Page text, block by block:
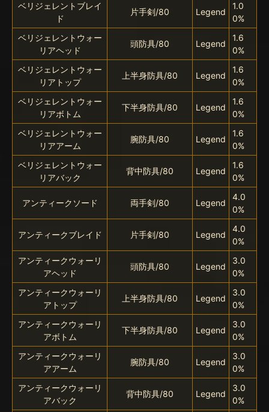
ベリジェレントブレイ
ド
片手剣/80 Legend
1.0
0%
ベリジェレントウォー
リアヘッド
頭防具/80 Legend
1.6
0%
ベリジェレントウォー
リアトップ
上半身防具/80 Legend
1.6
0%
ベリジェレントウォー
リアボトム
下半身防具/80 Legend
1.6
0%
ベリジェレントウォー
リアアーム
腕防具/80 Legend
1.6
0%
ベリジェレントウォー
リアバック
背中防具/80 Legend
1.6
0%
アンティークソード 両手剣/80 Legend
4.0
0%
アンティークブレイド 片手剣/80 Legend
4.0
0%
アンティークウォーリ
アヘッド
頭防具/80 Legend
3.0
0%
アンティークウォーリ
アトップ
上半身防具/80 Legend
3.0
0%
アンティークウォーリ
アボトム
下半身防具/80 Legend
3.0
0%
アンティークウォーリ
アアーム
腕防具/80 Legend
3.0
0%
アンティークウォーリ
アバック
背中防具/80 Legend
3.0
0%